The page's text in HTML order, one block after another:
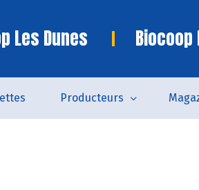
Les Dunes Biocoop
Producteurs